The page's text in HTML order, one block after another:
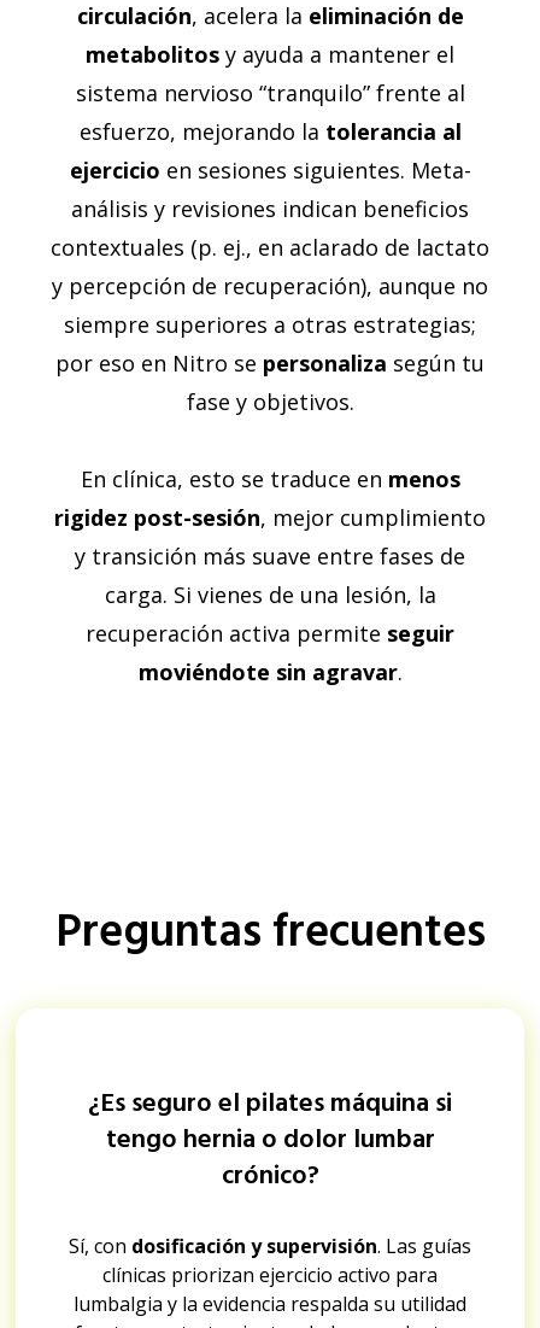
circulación, acelera la eliminación de
metabolitos y ayuda a mantener el
sistema nervioso “tranquilo” frente al
esfuerzo, mejorando la tolerancia al
ejercicio en sesiones siguientes. Meta-
análisis y revisiones indican beneficios
contextuales (p. ej., en aclarado de lactato
y percepción de recuperación), aunque no
siempre superiores a otras estrategias;
por eso en Nitro se personaliza según tu
fase y objetivos.
En clínica, esto se traduce en menos
rigidez post-sesión, mejor cumplimiento
y transición más suave entre fases de
carga. Si vienes de una lesión, la
recuperación activa permite seguir
moviéndote sin agravar.
Preguntas frecuentes
¿Es seguro el pilates máquina si
tengo hernia o dolor lumbar
crónico?
Sí, con dosificación y supervisión. Las guías
clínicas priorizan ejercicio activo para
lumbalgia y la evidencia respalda su utilidad